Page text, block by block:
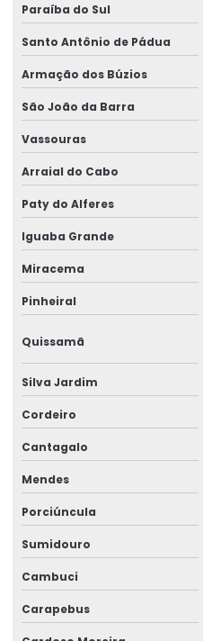
Instalação De Pontes Rolantes
Instalação de nr 12 em pontes
Inversor de frequência para
Laudo de ponte rolante
Limitador de carga para ponte
Manutenção Corretiva De
Manutenção corretiva de
Manutenção corretiva em
Manutenção corretiva em
Manutenção De Pontes
Manutenção ponte rolante
Manutenção ponte rolante rio
Manutenção ponte rolante swf
Manutenção preventiva de
Manutenção preventiva ponte
Manutenção preventiva ponte
Paraíba do Sul
Santo Antônio de Pádua
Armação dos Búzios
São João da Barra
Vassouras
Arraial do Cabo
Paty do Alferes
Iguaba Grande
Miracema
Pinheiral
Quissamã
Silva Jardim
Cordeiro
Cantagalo
Mendes
Porciúncula
Sumidouro
Cambuci
Carapebus